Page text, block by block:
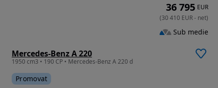
Mercedes-Benz A 220
1950 cm3 • 190 CP • Mercedes-Benz A 220 d
Promovat
36 795 EUR
(30 410 EUR- net)
Sub medie